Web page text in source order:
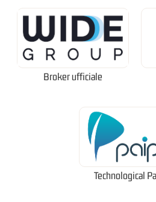
Broker ufficiale
Technological